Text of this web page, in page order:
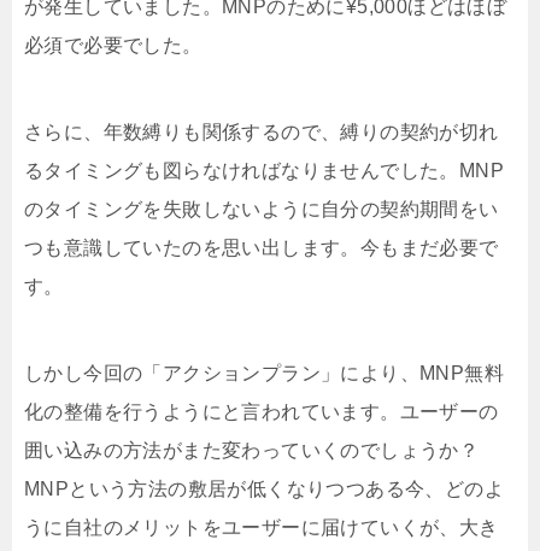
が発生していました。MNPのために¥5,000ほどはほぼ
必須で必要でした。
さらに、年数縛りも関係するので、縛りの契約が切れ
るタイミングも図らなければなりませんでした。MNP
のタイミングを失敗しないように自分の契約期間をい
つも意識していたのを思い出します。今もまだ必要で
す。
しかし今回の「アクションプラン」により、MNP無料
化の整備を行うようにと言われています。ユーザーの
囲い込みの方法がまた変わっていくのでしょうか？
MNPという方法の敷居が低くなりつつある今、どのよ
うに自社のメリットをユーザーに届けていくが、大き